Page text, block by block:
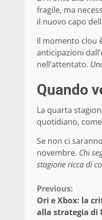
fragile, ma
il nuovo capo
Il momento clou
anticipazioni
nell’attentato.
Quando
La quarta
quotidiano,
Se non ci
novembre. Chi
stagione ricca di
Continue
Reading
Previous:
Ori e Xbox: la
alla strategia di